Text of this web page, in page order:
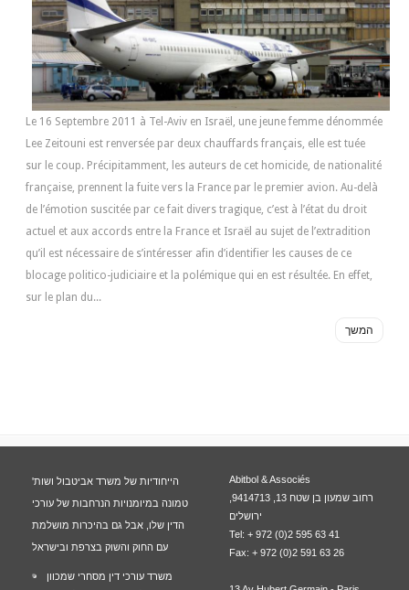
Le 16 Septembre 2011 à Tel-Aviv en Israël, une jeune femme dénommée
Lee Zeitouni est renversée par deux chauffards français, elle est tuée
sur le coup. Précipitamment, les auteurs de cet homicide, de nationalité
française, prennent la fuite vers la France par le premier avion. Au-delà
de l’émotion suscitée par ce fait divers tragique, c’est à l’état du droit
actuel et aux accords entre la France et Israël au sujet de l’extradition
qu’il est nécessaire de s’intéresser afin d’identifier les causes de ce
blocage politico-judiciaire et la polémique qui en est résultée. En effet,
sur le plan du...
המשך
הייחודיות של משרד אביטבול ושות'
טמונה במיומנויות הנרחבות של עורכי
הדין שלו, אבל גם בהיכרות מושלמת
עם החוק והשוק בצרפת ובישראל
משרד עורכי דין מסחרי שמכוון
Abitbol & Associés
ירושלים
Tel: + 972 (0)2 595 63 41
Fax: + 972 (0)2 591 63 26